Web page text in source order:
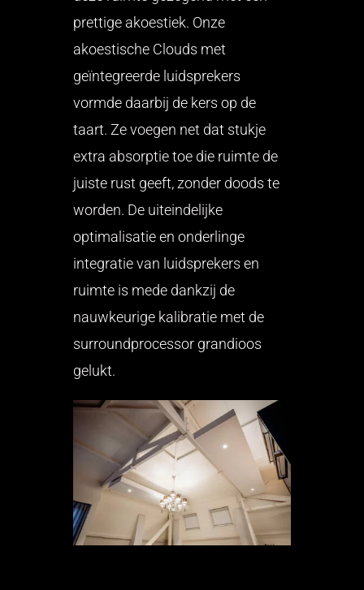
prettige akoestiek. Onze
akoestische Clouds met
geïntegreerde luidsprekers
vormde daarbij de kers op de
taart. Ze voegen net dat stukje
extra absorptie toe die ruimte de
juiste rust geeft, zonder doods te
worden. De uiteindelijke
optimalisatie en onderlinge
integratie van luidsprekers en
ruimte is mede dankzij de
nauwkeurige kalibratie met de
surroundprocessor grandioos
gelukt.